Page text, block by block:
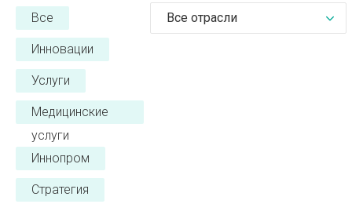
Все
Инновации
Услуги
Медицинские
услуги
Иннопром
Стратегия
Все отрасли